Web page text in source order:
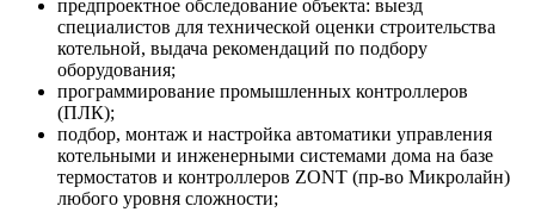
предпроектное обследование объекта: выезд
специалистов для технической оценки строительства
котельной, выдача рекомендаций по подбору
оборудования;
программирование промышленных контроллеров
(ПЛК);
подбор, монтаж и настройка автоматики управления
котельными и инженерными системами дома на базе
термостатов и контроллеров ZONT (пр-во Микролайн)
любого уровня сложности;